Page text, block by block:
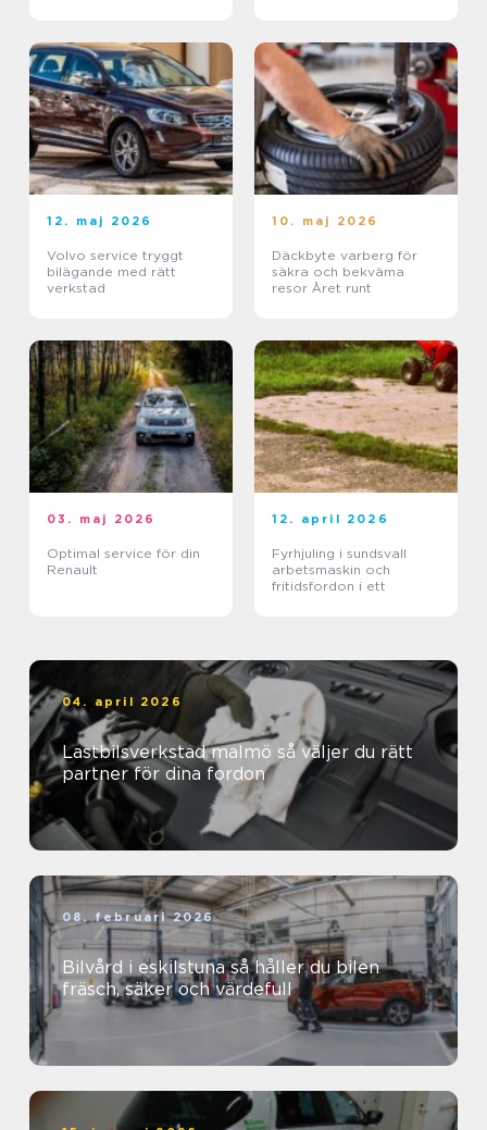
12. maj 2026
Volvo service tryggt
bilägande med rätt
verkstad
10. maj 2026
Däckbyte varberg för
säkra och bekväma
resor Året runt
03. maj 2026
Optimal service för din
Renault
12. april 2026
Fyrhjuling i sundsvall
arbetsmaskin och
fritidsfordon i ett
04. april 2026
Lastbilsverkstad malmö så väljer du rätt
partner för dina fordon
08. februari 2026
Bilvård i eskilstuna så håller du bilen
fräsch, säker och värdefull